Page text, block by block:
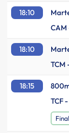
18:10
CAM
18:10
TCM
18:15
TCF